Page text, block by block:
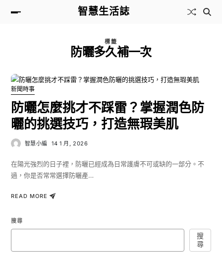
智慧生活誌
標籤
防曬多久補一次
新聞時事
防曬怎麼挑才不踩雷？掌握潤色防
曬的挑選技巧，打造無瑕美肌
智慧小編 14 1 月, 2026
在陽光強烈的日子裡，防曬已經成為日常護膚不可或缺的一部分。不
過，你是否常常選擇防曬產…
READ MORE
搜尋
搜
尋